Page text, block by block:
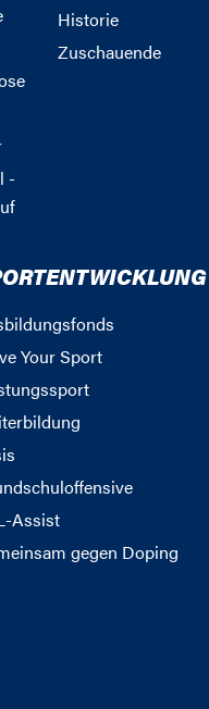
-
Historie
Zuschauende
Your Sport
Assist
gegen Doping